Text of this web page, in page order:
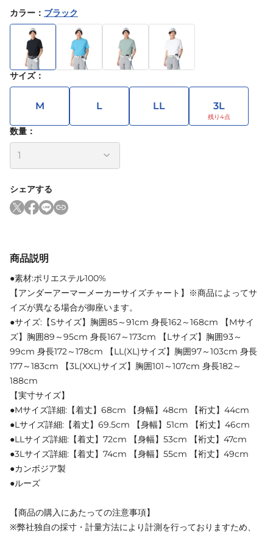
カラー ： ブラック
サイズ：
M L LL 3L
数量：
シェアする
商品説明
●素材:ポリエステル100%
【アンダーアーマーメーカーサイズチャート】※商品によってサ
イズが異なる場合が御座います。
●サイズ:【Sサイズ】胸囲85～91cm 身長162～168cm 【Mサイ
ズ】胸囲89～95cm 身長167～173cm 【Lサイズ】胸囲93～
99cm 身長172～178cm 【LL(XL)サイズ】胸囲97～103cm 身長
177～183cm 【3L(XXL)サイズ】胸囲101～107cm 身長182～
188cm
【実寸サイズ】
●Mサイズ詳細:【着丈】68cm 【身幅】48cm 【裄丈】44cm
●Lサイズ詳細:【着丈】69.5cm 【身幅】51cm 【裄丈】46cm
●LLサイズ詳細:【着丈】72cm 【身幅】53cm 【裄丈】47cm
●3Lサイズ詳細:【着丈】74cm 【身幅】55cm 【裄丈】49cm
●カンボジア製
●ルーズ
【商品の購入にあたっての注意事項】
※弊社独自の採寸・計量方法により計測を行っておりますため、